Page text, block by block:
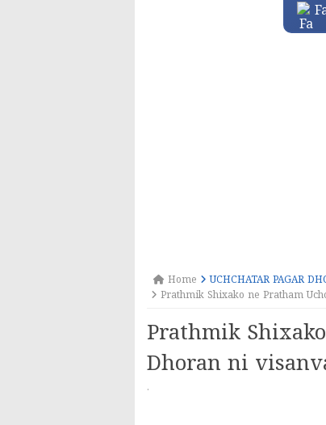
Home
UCHCHATAR PAGAR
Prathmik Shixako ne Pratham
Prathmik
Dhoran ni
·